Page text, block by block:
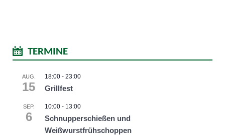
TERMINE
AUG.
15
18:00 - 23:00
Grillfest
SEP.
6
10:00 - 13:00
Schnupperschießen und
Weißwurstfrühschoppen